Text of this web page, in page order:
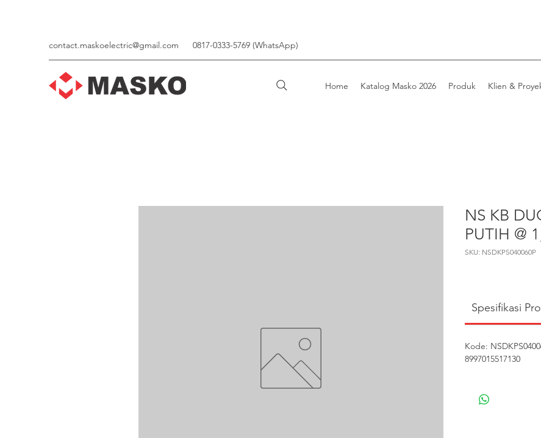
contact.maskoelectric@gmail.com 0817-0333-5769 (WhatsApp)
Home Katalog Masko 2026 Produk Klien &
NS KB
PUTIH @
SKU: NSDKPS040060P
Spesifikasi
Kode:
8997015517130